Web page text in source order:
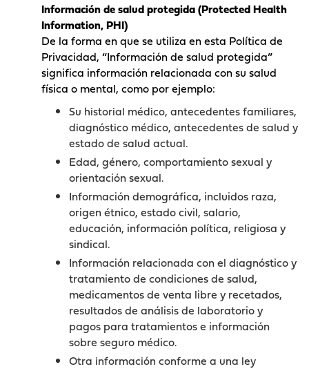
Información de salud protegida (Protected Health
Information, PHI)
De la forma en que se utiliza en esta Política de
Privacidad, “Información de salud protegida”
significa información relacionada con su salud
física o mental, como por ejemplo:
Su historial médico, antecedentes familiares,
diagnóstico médico, antecedentes de salud y
estado de salud actual.
Edad, género, comportamiento sexual y
orientación sexual.
Información demográfica, incluidos raza,
origen étnico, estado civil, salario,
educación, información política, religiosa y
sindical.
Información relacionada con el diagnóstico y
tratamiento de condiciones de salud,
medicamentos de venta libre y recetados,
resultados de análisis de laboratorio y
pagos para tratamientos e información
sobre seguro médico.
Otra información conforme a una ley